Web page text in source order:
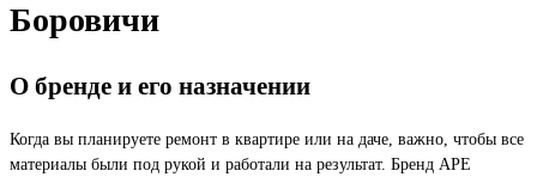
Боровичи
О бренде и его назначении
Когда вы планируете ремонт в квартире или на даче, важно, чтобы все
материалы были под рукой и работали на результат. Бренд APE